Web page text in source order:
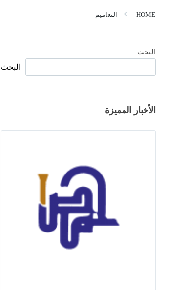
HOME التعاميم
البحث
البحث
الأخبار المميزة